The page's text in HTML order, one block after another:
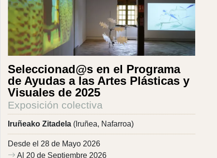
Seleccionad@s en el Programa
de Ayudas a las Artes Plásticas y
Visuales de 2025
Exposición colectiva
Iruñeako Zitadela (Iruñea, Nafarroa)
Desde el 28 de Mayo 2026
Al 20 de Septiembre 2026